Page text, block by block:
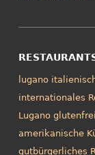
lugano
internationales
Lugano
amerikanische
gutbürgerliches